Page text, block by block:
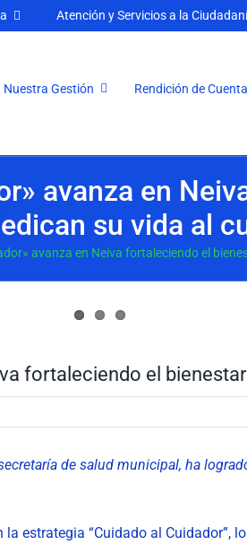
Atención y Servicios a la
Nuestra Gestión Rendición de
avanza en
su vida al
avanza en Neiva fortaleciendo el
fortaleciendo el
de salud municipal, ha
estrategia “Cuidado al